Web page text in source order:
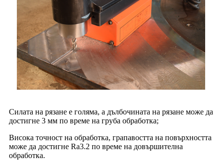
Силата на рязане е голяма, а дълбочината на рязане може да
достигне 3 мм по време на груба обработка;
Висока точност на обработка, грапавостта на повърхността
може да достигне Ra3.2 по време на довършителна
обработка.